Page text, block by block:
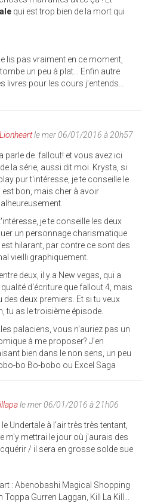
qui est trop bien de la mort qui
lis pas vraiment en ce moment,
un peu à plat... Enfin autre
livres pour les cours j'entends...
Lionheartle mer 06/01/2016 à 20h57
parle de fallout! et vous avez ici
la série, aussi dit moi. Krysta, si
pur t'intéresse, je te conseille le
est bon, mais cher à avoir
je te conseille les deux
un personnage charismatique
est hilarant, par contre ce sont des
vieilli graphiquement.
deux, il y a New vegas, qui a
qualité d'écriture que fallout 4, mais
des deux premiers. Et si tu veux
tu as le troisième épisode.
palaciens, vous n'auriez pas un
à me proposer? J'en
bien dans le non sens, un peu
bo Bo-bobo ou Excel Saga
illapale mer 06/01/2016 à 21h06
Undertale à l'air très très tentant,
m'y mettrai le jour où j'aurais des
/ il sera en grosse solde sue
: Abenobashi Magical Shopping
Toppa Gurren Laggan, Kill La Kill...